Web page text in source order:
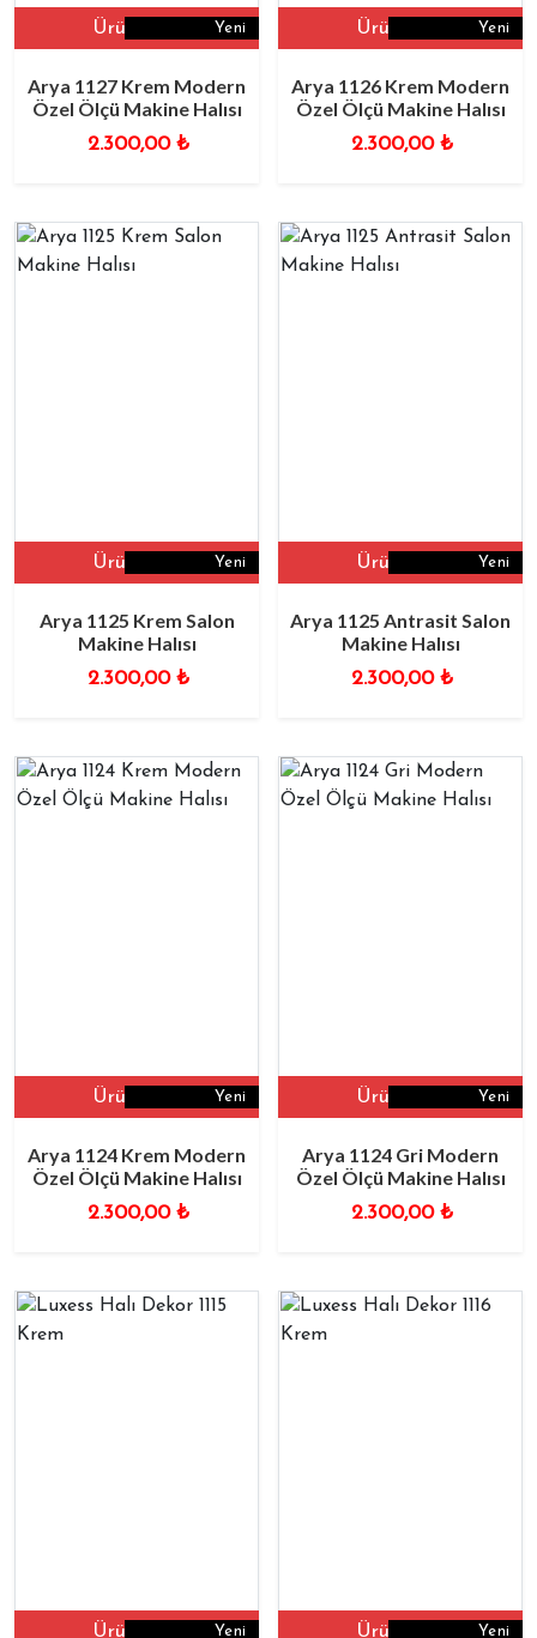
Yeni
Ürüne Git
Arya 1127 Krem Modern
Özel Ölçü Makine Halısı
2.300,00 ₺
Yeni
Ürüne Git
Arya 1126 Krem Modern
Özel Ölçü Makine Halısı
2.300,00 ₺
Yeni
Ürüne Git
Arya 1125 Krem Salon
Makine Halısı
2.300,00 ₺
Yeni
Ürüne Git
Arya 1125 Antrasit Salon
Makine Halısı
2.300,00 ₺
Yeni
Ürüne Git
Arya 1124 Krem Modern
Özel Ölçü Makine Halısı
2.300,00 ₺
Yeni
Ürüne Git
Arya 1124 Gri Modern
Özel Ölçü Makine Halısı
2.300,00 ₺
Yeni
Ürüne Git Yeni
Ürüne Git